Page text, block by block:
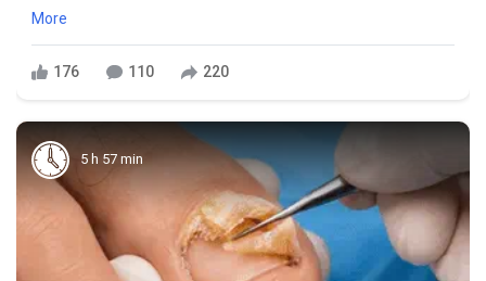
More
176 110 220
5 h 57 min